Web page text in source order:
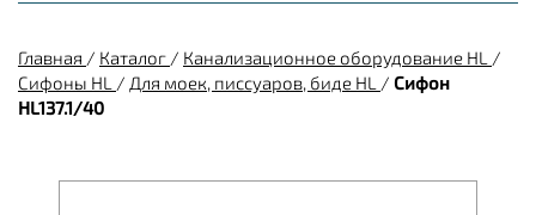
Главная / Каталог / Канализационное оборудование HL /
Сифоны HL / Для моек, писсуаров, биде HL / Сифон
HL137.1/40